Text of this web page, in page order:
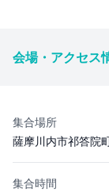
会場・アクセス
集合場所
薩摩川内市祁答院
集合時間